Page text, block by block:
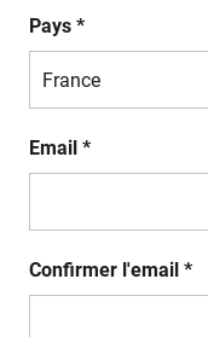
Pays *
Email *
Confirmer l'email *